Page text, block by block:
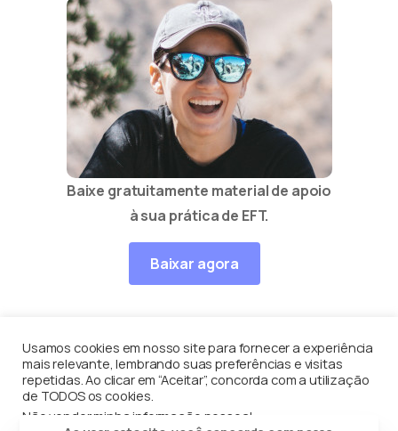
Baixe gratuitamente material de apoio
à sua prática de EFT.
Baixar agora
Equilíbrio ContínuoporEnéas Guerriero© Todos os
direito reservados
Usamos cookies em nosso site para fornecer a experiência
mais relevante, lembrando suas preferências e visitas
repetidas. Ao clicar em “Aceitar”, concorda com a utilização
de TODOS os cookies.
Não vender minha informação pessoal